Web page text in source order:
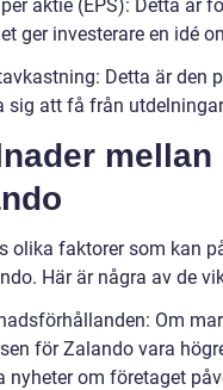
aktie (EPS): Detta är
ger investerare en idé
Detta är den
sig att få från
olika faktorer som kan
Här är några av de
Om
för Zalando vara
nyheter om företaget